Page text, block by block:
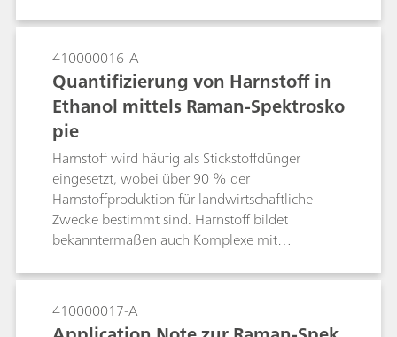
und die Prozessüberwachung in Echtzeit
eingesetzt werden. Die Identifikation von
Rohmaterialien erfolgt zur Überprüfung von
Ausgangsstoffen gemäss PIC/S und cGMP und
lässt sich ohne Weiteres mit einem Raman-
Handspektrometer durchführen. Tragbare
Raman-Systeme ermöglichen Benutzern die
Durchführung von Messungen, um Erkenntnisse
über Prozesse zu erlangen und einen
Wirksamkeitsnachweis für Raman-Messungen
zu liefern, die in Pilotanlagen oder an grossen
Produktionsstandorten eingeführt werden
sollen. Bei bekannten und wiederholt
kontinuierlichen Online-Überwachung von
410000016-A
Quantifizierung von Harnstoff in
Ethanol mittels Raman-Spektrosko
pie
Harnstoff wird häufig als Stickstoffdünger
eingesetzt, wobei über 90 % der
Harnstoffproduktion für landwirtschaftliche
Zwecke bestimmt sind. Harnstoff bildet
bekanntermaßen auch Komplexe mit
Gemische und in Reinigungsprozessen
eingesetzt werden. In dieser Anwendungsnotiz
stellen wir die Quantifizierung der
410000017-A